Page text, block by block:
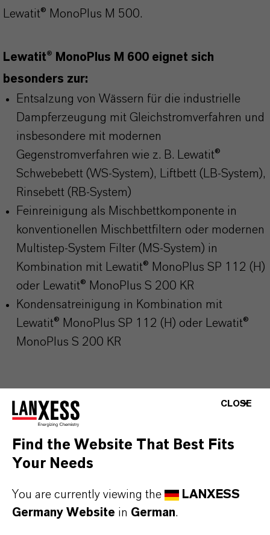
Lewatit® MonoPlus M 500.
Lewatit® MonoPlus M 600 eignet sich
besonders zur:
Entsalzung von Wässern für die industrielle
Dampferzeugung mit Gleichstromverfahren und
insbesondere mit modernen
Gegenstromverfahren wie z. B. Lewatit®
Schwebebett (WS-System), Liftbett (LB-System),
Rinsebett (RB-System)
Feinreinigung als Mischbettkomponente in
konventionellen Mischbettfiltern oder modernen
Multistep-System Filter (MS-System) in
Kombination mit Lewatit® MonoPlus SP 112 (H)
oder Lewatit® MonoPlus S 200 KR
Kondensatreinigung in Kombination mit
Lewatit® MonoPlus SP 112 (H) oder Lewatit®
MonoPlus S 200 KR
PRODUKTINFORMATIONEN
CLOSE
Find the Website That Best Fits
Your Needs
You are currently viewing the
LANXESS
Germany Website in German.